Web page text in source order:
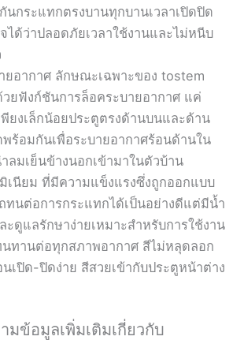
นกระแทกตรงบานทุกบานเวลาเปิดปิด
ได้ว่าปลอดภัยเวลาใช้งานและไม่หนีบ
ยอากาศ ลักษณะเฉพาะของ tostem
ยฟังก์ชันการล็อคระบายอากาศ แค่
พียงเล็กน้อยประตูตรงด้านบนและด้าน
พร้อมกันเพื่อระบายอากาศร้อนด้านใน
ลมเย็นข้างนอกเข้ามาในตัวบ้าน
เนียม ที่มีความแข็งแรงซึ่งถูกออกแบบ
ทนต่อการกระแทกได้เป็นอย่างดีแต่มีน้ำ
ะดูแลรักษาง่ายเหมาะสำหรับการใช้งาน
ทานต่อทุกสภาพอากาศ สีไม่หลุดลอก
นเปิด-ปิดง่าย สีสวยเข้ากับประตูหน้าต่าง
มข้อมูลเพิ่มเติมเกี่ยวกับ